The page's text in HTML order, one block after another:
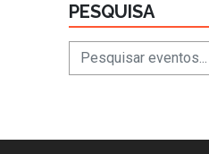
PESQUISA